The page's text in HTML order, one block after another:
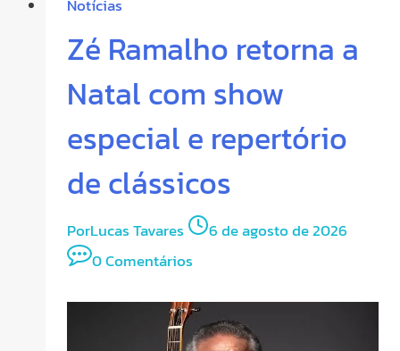
Notícias
Zé Ramalho retorna a
Natal com show
especial e repertório
de clássicos
PorLucas Tavares
6 de agosto de 2026
0 Comentários